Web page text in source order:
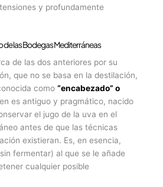
y profundamente
de las Bodegas Mediterráneas
de las dos anteriores por su
que no se basa en la destilación,
como“encabezado” o
es antiguo y pragmático, nacido
el jugo de la uva en el
antes de que las técnicas
existieran. Es, en esencia,
fermentar) al que se le añade
cualquier posible